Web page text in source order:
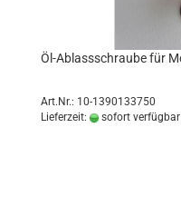
Öl-Ablassschraube für
Art.Nr.: 10-1390133750
Lieferzeit:
sofort verfügbar